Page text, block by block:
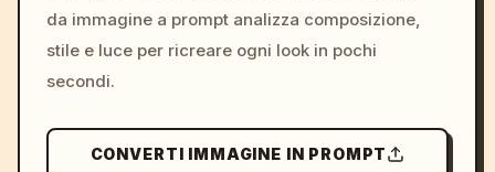
da immagine a prompt analizza composizione,
stile e luce per ricreare ogni look in pochi
secondi.
CONVERTI IMMAGINE IN PROMPT